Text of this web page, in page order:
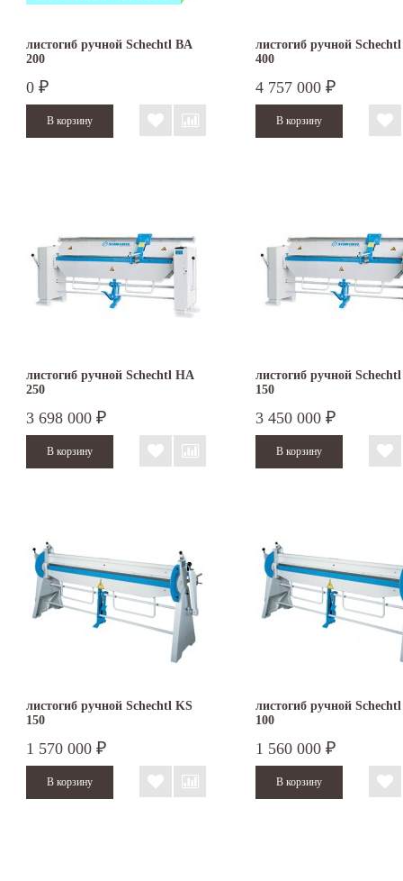
листогиб ручной Schechtl BA
200
0 ₽
листогиб ручной
400
4 757 000 ₽
листогиб ручной Schechtl HA
250
3 698 000 ₽
листогиб ручной
150
3 450 000 ₽
листогиб ручной Schechtl KS
150
1 570 000 ₽
листогиб ручной
100
1 560 000 ₽